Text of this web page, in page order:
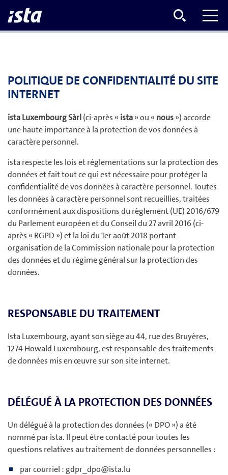
POLITIQUE DE CONFIDENTIALITÉ DU SITE
INTERNET
ista Luxembourg Sàrl(ci-après « ista» ou « nous») accorde
une haute importance à la protection de vos données à
caractère personnel.
ista respecte les lois et réglementations sur la protection des
données et fait tout ce qui est nécessaire pour protéger la
confidentialité de vos données à caractère personnel. Toutes
les données à caractère personnel sont recueillies, traitées
conformément aux dispositions du règlement (UE) 2016/679
du Parlement européen et du Conseil du 27 avril 2016 (ci-
après « RGPD ») et la loi du 1er août 2018 portant
organisation de la Commission nationale pour la protection
des données et du régime général sur la protection des
données.
RESPONSABLE DU TRAITEMENT
Ista Luxembourg, ayant son siège au 44, rue des Bruyères,
1274 Howald Luxembourg, est responsable des traitements
de données mis en œuvre sur son site internet.
DÉLÉGUÉ À LA PROTECTION DES DONNÉES
Un délégué à la protection des données (« DPO ») a été
nommé par ista. Il peut être contacté pour toutes les
questions relatives au traitement de données personnelles :
par courriel : gdpr_dpo@ista.lu